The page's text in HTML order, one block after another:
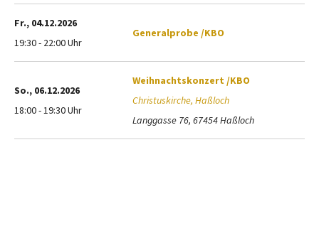
Fr., 04.12.2026
19:30 - 22:00 Uhr
Generalprobe /KBO
So., 06.12.2026
18:00 - 19:30 Uhr
Weihnachtskonzert /KBO
Christuskirche, Haßloch
Langgasse 76, 67454 Haßloch